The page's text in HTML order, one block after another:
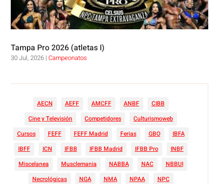
Tampa Pro 2026 (atletas I)
30 Jul, 2026 |Campeonatos
AECN AEFF AMCFF ANBF
CIBB
Cine y Televisión
Competidores
Culturismoweb
Cursos
FEFF FEFF Madrid Ferias GBO
IBFA
IBFF
ICN IFBB IFBB Madrid IFBB Pro
INBF
Miscelanea
Musclemania NABBA NAC
NBBUI
Necrológicas
NGA NMA NPAA
NPC